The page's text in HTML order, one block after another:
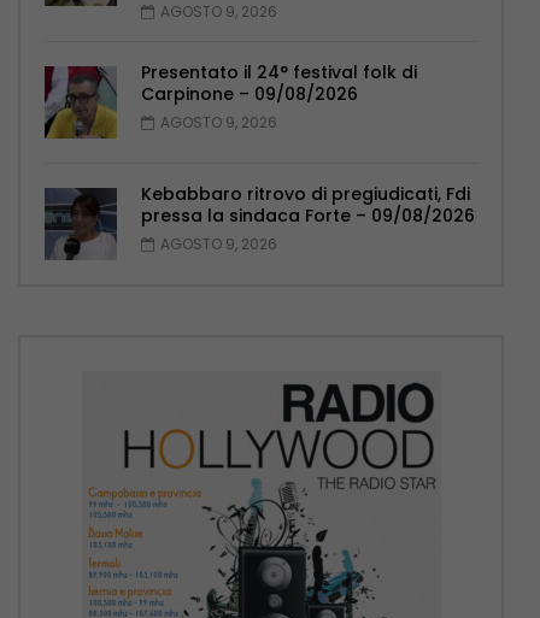
AGOSTO 9, 2026
Presentato il 24° festival folk di
Carpinone – 09/08/2026
AGOSTO 9, 2026
Kebabbaro ritrovo di pregiudicati, Fdi
pressa la sindaca Forte – 09/08/2026
AGOSTO 9, 2026